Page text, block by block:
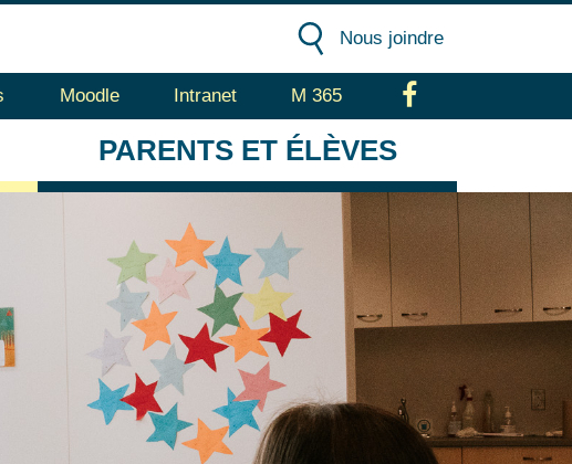
Nous joindre
Moodle Intranet M 365
PARENTS ET ÉLÈVES